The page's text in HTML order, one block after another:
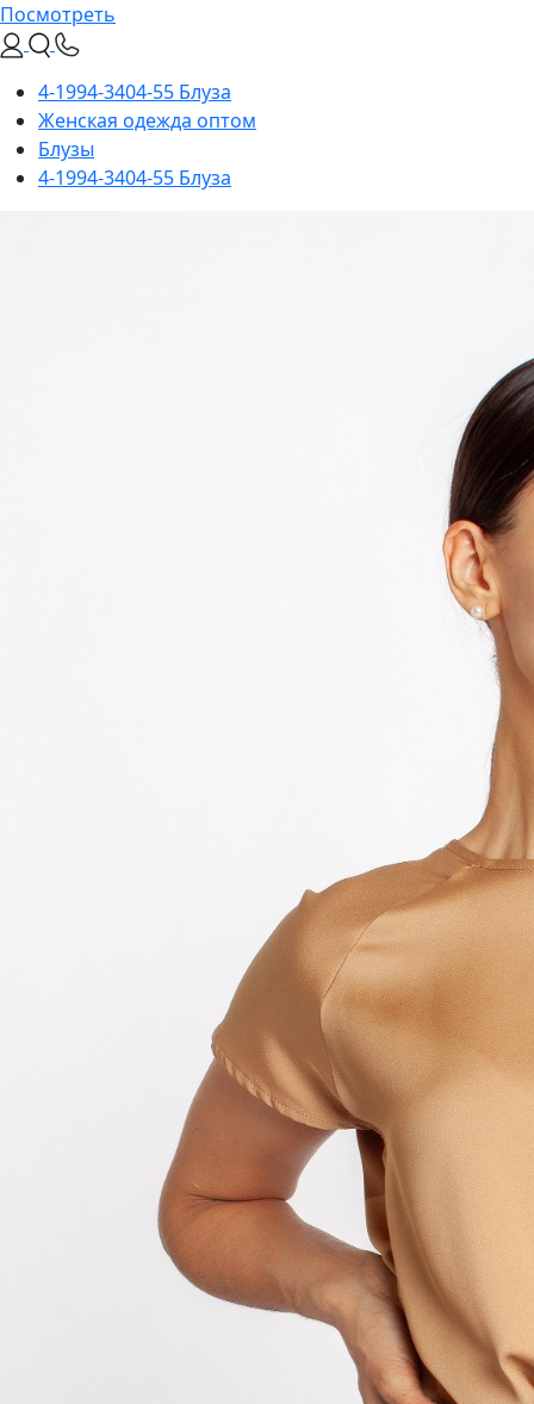
Посмотреть
4-1994-3404-55 Блуза
Женская одежда оптом
Блузы
4-1994-3404-55 Блуза